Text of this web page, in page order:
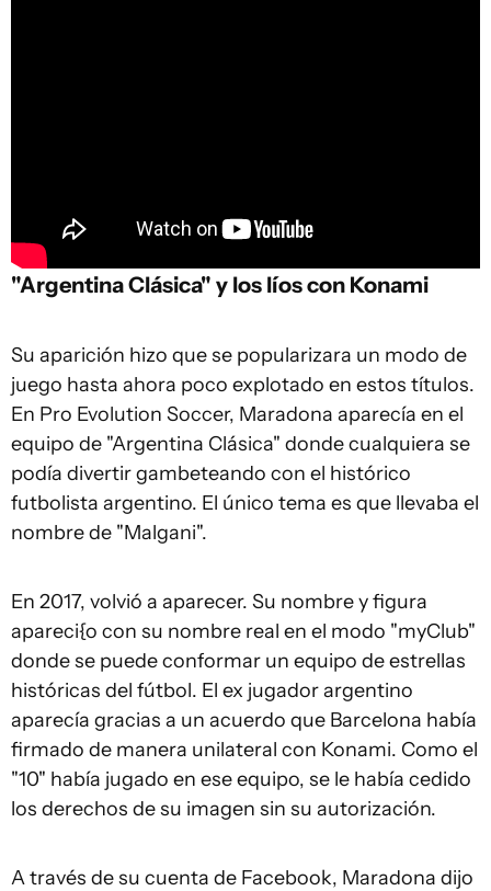
"Argentina Clásica" y los líos con Konami
Su aparición hizo que se popularizara un modo de
juego hasta ahora poco explotado en estos títulos.
En Pro Evolution Soccer, Maradona aparecía en el
equipo de "Argentina Clásica" donde cualquiera se
podía divertir gambeteando con el histórico
futbolista argentino. El único tema es que llevaba el
nombre de "Malgani".
En 2017, volvió a aparecer. Su nombre y figura
apareci{o con su nombre real en el modo "myClub"
donde se puede conformar un equipo de estrellas
históricas del fútbol. El ex jugador argentino
aparecía gracias a un acuerdo que Barcelona había
firmado de manera unilateral con Konami. Como el
"10" había jugado en ese equipo, se le había cedido
los derechos de su imagen sin su autorización.
A través de su cuenta de Facebook, Maradona dijo